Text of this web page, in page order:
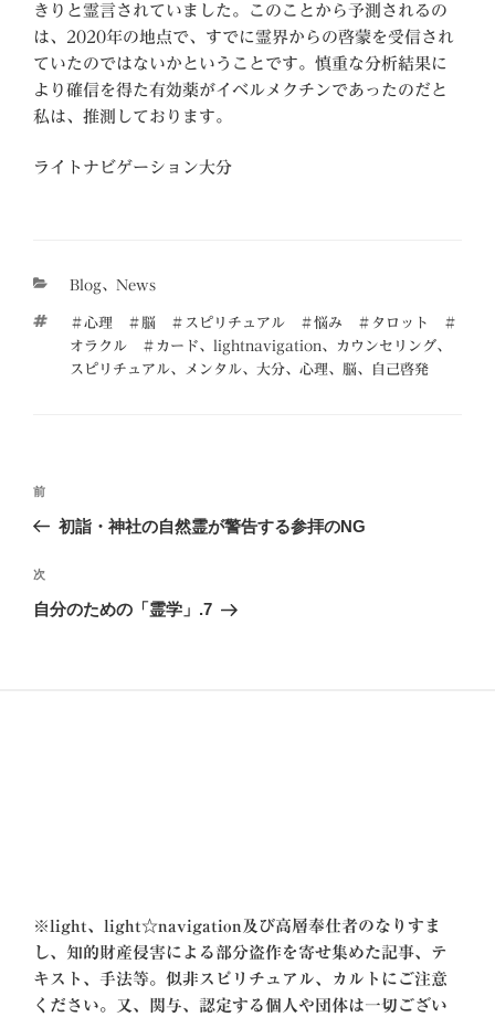
きりと霊言されていました。このことから予測されるの
は、2020年の地点で、すでに霊界からの啓蒙を受信され
ていたのではないかということです。慎重な分析結果に
より確信を得た有効薬がイベルメクチンであったのだと
私は、推測しております。
ライトナビゲーション大分
カ
ゴ
リ
ー
Blog、 News
タ
グ
＃心理 ＃脳 ＃スピリチュアル ＃悩み ＃タロット ＃
オラクル ＃カード、 lightnavigation、 カウンセリング、
スピリチュアル、 メンタル、 大分、 心理、 脳、 自己啓発
ビ
ゲ
前
の
稿
前
初詣・神社の自然霊が警告する参拝のNG
次
の
次
自分のための「霊学」.7
※light、light☆navigation及び高層奉仕者のなりすま
し、知的財産侵害による部分盗作を寄せ集めた記事、テ
キスト、手法等。似非スピリチュアル、カルトにご注意
ください。又、関与、認定する個人や団体は一切ござい